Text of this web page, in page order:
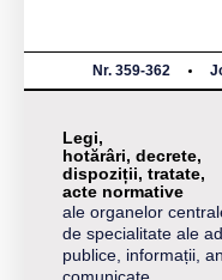
Nr. 359-362
Legi,
hotărâri, decrete,
dispoziții, tratate,
acte normative
ale organelor
de specialitate ale
publice, informații,